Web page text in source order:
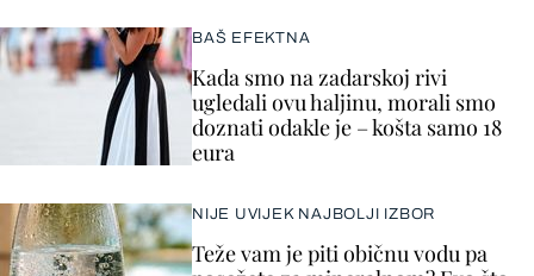
BAŠ EFEKTNA
Kada smo na zadarskoj rivi
ugledali ovu haljinu, morali smo
doznati odakle je – košta samo 18
eura
NIJE UVIJEK NAJBOLJI IZBOR
Teže vam je piti običnu vodu pa